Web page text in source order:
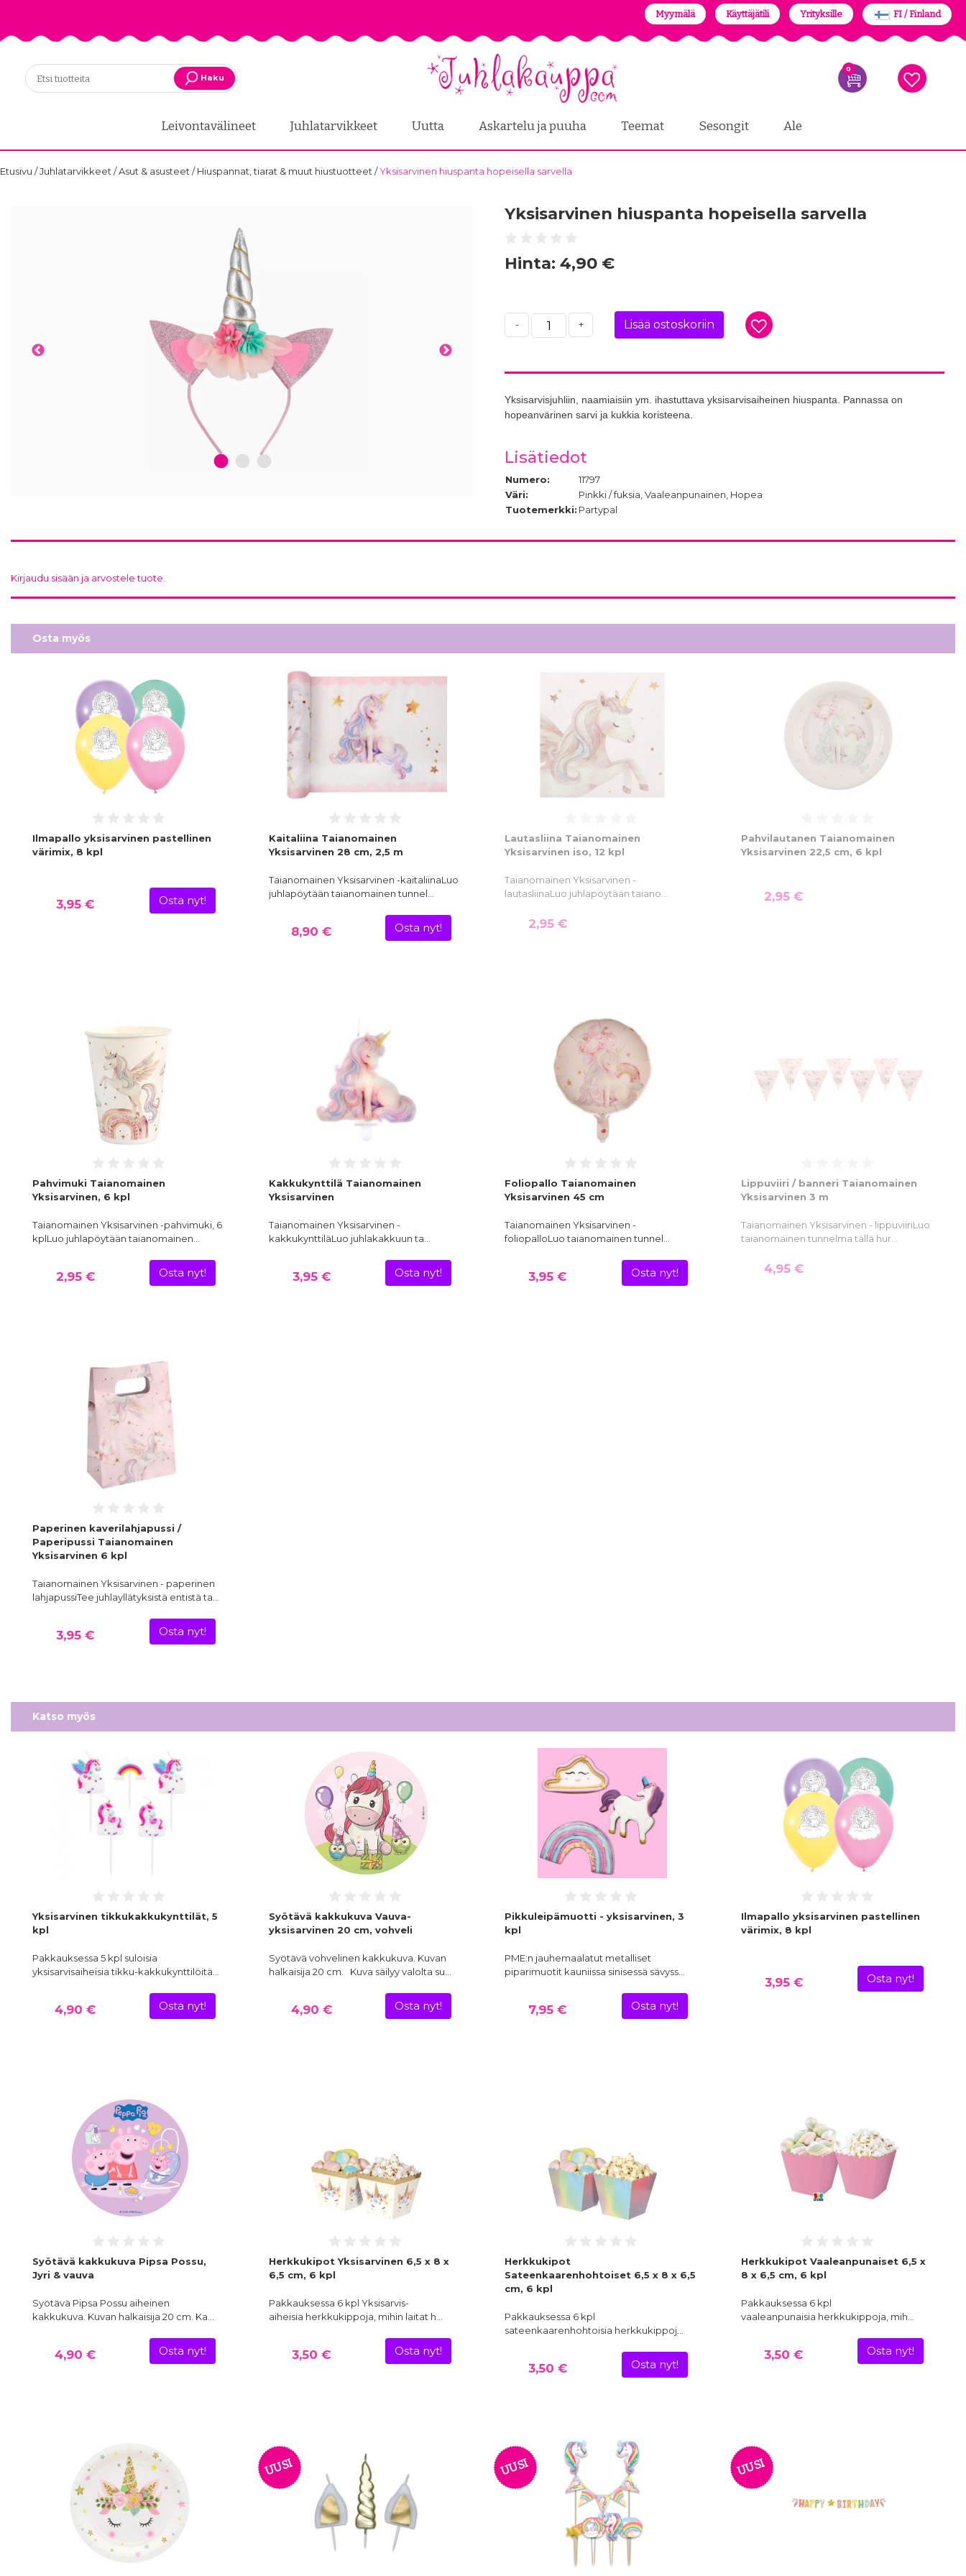
Myymälä Käyttäjätili Yrityksille FI / Finland
Haku
0
Leivontavälineet Juhlatarvikkeet Uutta Askartelu ja puuha Teemat Sesongit Ale
Etusivu /Juhlatarvikkeet /Asut & asusteet /Hiuspannat, tiarat & muut hiustuotteet /Yksisarvinen hiuspanta hopeisella sarvella
1 2 3
Yksisarvinen hiuspanta hopeisella sarvella
Hinta: 4,90 €
- + Lisää ostoskoriin
Yksisarvisjuhliin, naamiaisiin ym. ihastuttava yksisarvisaiheinen hiuspanta. Pannassa on
hopeanvärinen sarvi ja kukkia koristeena.
Lisätiedot
Numero:
11797
Väri:
Pinkki / fuksia, Vaaleanpunainen, Hopea
Tuotemerkki: Partypal
Kirjaudu sisään ja arvostele tuote.
Osta myös
Ilmapallo yksisarvinen pastellinen
värimix, 8 kpl
3,95 € Osta nyt!
Kaitaliina Taianomainen
Yksisarvinen 28 cm, 2,5 m
Taianomainen Yksisarvinen -kaitaliinaLuo
juhlapöytään taianomainen tunnel…
8,90 € Osta nyt!
Lautasliina Taianomainen
Yksisarvinen iso, 12 kpl
Taianomainen Yksisarvinen -
lautasliinaLuo juhlapöytään taiano…
2,95 €
Pahvilautanen Taianomainen
Yksisarvinen 22,5 cm, 6 kpl
2,95 €
Pahvimuki Taianomainen
Yksisarvinen, 6 kpl
Taianomainen Yksisarvinen -pahvimuki, 6
kplLuo juhlapöytään taianomainen…
2,95 € Osta nyt!
Kakkukynttilä Taianomainen
Yksisarvinen
Taianomainen Yksisarvinen -
kakkukynttiläLuo juhlakakkuun ta…
3,95 € Osta nyt!
Foliopallo Taianomainen
Yksisarvinen 45 cm
Taianomainen Yksisarvinen -
foliopalloLuo taianomainen tunnel…
3,95 € Osta nyt!
Lippuviiri / banneri Taianomainen
Yksisarvinen 3 m
Taianomainen Yksisarvinen - lippuviiriLuo
taianomainen tunnelma tällä hur…
4,95 €
Paperinen kaverilahjapussi /
Paperipussi Taianomainen
Yksisarvinen 6 kpl
Taianomainen Yksisarvinen - paperinen
lahjapussiTee juhlayllätyksistä entistä ta…
3,95 € Osta nyt!
Katso myös
Yksisarvinen tikkukakkukynttilät, 5
kpl
Pakkauksessa 5 kpl suloisia
yksisarvisaiheisia tikku-kakkukynttilöitä…
4,90 € Osta nyt!
Syötävä kakkukuva Vauva-
yksisarvinen 20 cm, vohveli
Syötävä vohvelinen kakkukuva. Kuvan
halkaisija 20 cm. Kuva säilyy valolta su…
4,90 € Osta nyt!
Pikkuleipämuotti - yksisarvinen, 3
kpl
PME:n jauhemaalatut metalliset
piparimuotit kauniissa sinisessä sävyss…
7,95 € Osta nyt!
Ilmapallo yksisarvinen pastellinen
värimix, 8 kpl
3,95 € Osta nyt!
Syötävä kakkukuva Pipsa Possu,
Jyri & vauva
Syötävä Pipsa Possu aiheinen
kakkukuva. Kuvan halkaisija 20 cm. Ka…
4,90 € Osta nyt!
Herkkukipot Yksisarvinen 6,5 x 8 x
6,5 cm, 6 kpl
Pakkauksessa 6 kpl Yksisarvis-
aiheisia herkkukippoja, mihin laitat h…
3,50 € Osta nyt!
Herkkukipot
Sateenkaarenhohtoiset 6,5 x 8 x 6,5
cm, 6 kpl
Pakkauksessa 6 kpl
sateenkaarenhohtoisia herkkukippoj…
3,50 € Osta nyt!
Herkkukipot Vaaleanpunaiset 6,5 x
8 x 6,5 cm, 6 kpl
Pakkauksessa 6 kpl
vaaleanpunaisia herkkukippoja, mih…
3,50 € Osta nyt!
UUSI UUSI UUSI